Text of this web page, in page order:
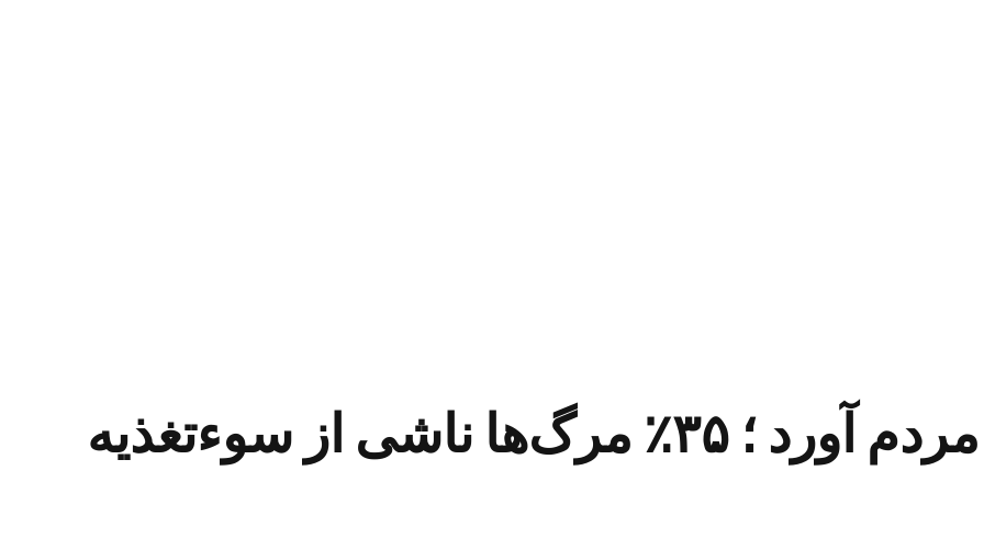
بلایی که حکومت برسر مردم آورد ؛ ۳۵٪ مرگ‌ها ناشی از سوءتغذیه‌